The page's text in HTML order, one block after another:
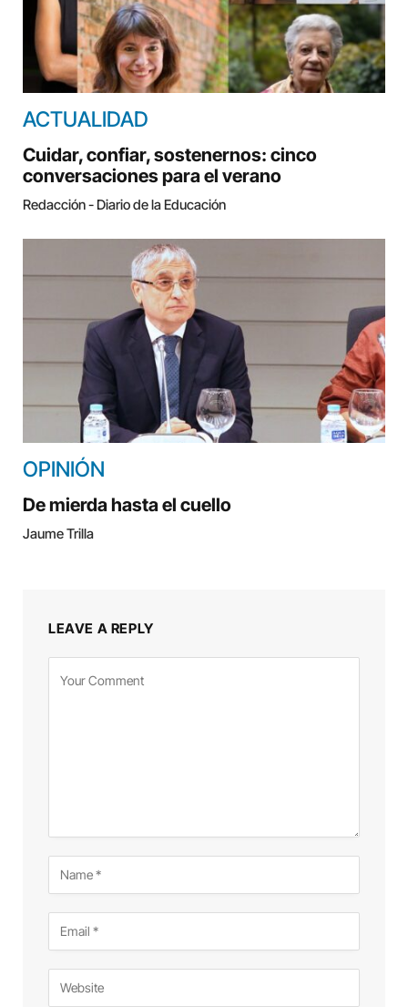
ACTUALIDAD
Cuidar, confiar, sostenernos: cinco
conversaciones para el verano
Redacción - Diario de la Educación
OPINIÓN
De mierda hasta el cuello
Jaume Trilla
LEAVE A REPLY